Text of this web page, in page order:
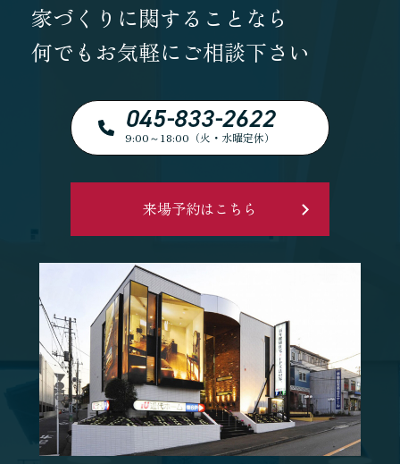
家づくりに関することなら
何でもお気軽にご相談下さい
045-833-2622
9:00～18:00（火・水曜定休）
来場予約はこちら